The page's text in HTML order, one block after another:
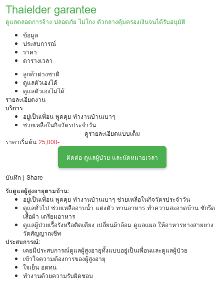
Thaielder garantee
ดูแลตลอดการจ้าง ปลอดภัย ไม่โกง ตัวกลางคุ้มครองเงินจนได้รับอนุมัติ
ข้อมูล
ประสบการณ์
ราคา
ตารางเวลา
ลูกค้าต่างชาติ
ดูแลตัวเองได้
ดูแลตัวเองไม่ได้
รายละเอียดงาน
บริการ
อยู่เป็นเพื่อน พูดคุย ทำงานบ้านเบาๆ
ช่วยเหลือในกิจวัตรประจำวัน
ดูแลทั่วไป ช่วยเหลืออาบน้ำ แต่งตัว
ดูแลผู้ป่วยเรื้อรังหรือติดเตียง เปลี่ยนผ้าอ้อม ดูแลแผล ให้อาหารทางสายยาง
วัดสัญญาณชีพ
เคยมีประสบการณ์ดูแลผู้สูงอายุทั้งแบบอยู่เป็นเพื่อนและดูแลผู้ป่วย
ดูรายละเอียดแบบเต็ม
ราคาเริ่มต้น 25,000-
ติดต่อ ดูแลผู้ป่วย และนัดหมายเวลา
บันทึก | Share
รับดูแลผู้สูงอายุตามบ้าน:
อยู่เป็นเพื่อน พูดคุย ทำงานบ้านเบาๆ ช่วยเหลือในกิจวัตรประจำวัน
ดูแลทั่วไป ช่วยเหลืออาบน้ำ แต่งตัว ทานอาหาร ทำความสะอาดบ้าน ซักรีด
เสื้อผ้า เตรียมอาหาร
ดูแลผู้ป่วยเรื้อรังหรือติดเตียง เปลี่ยนผ้าอ้อม ดูแลแผล ให้อาหารทางสายยาง
วัดสัญญาณชีพ
ประสบการณ์:
เคยมีประสบการณ์ดูแลผู้สูงอายุทั้งแบบอยู่เป็นเพื่อนและดูแลผู้ป่วย
เข้าใจความต้องการของผู้สูงอายุ
ใจเย็น อดทน
ทำงานด้วยความรับผิดชอบ